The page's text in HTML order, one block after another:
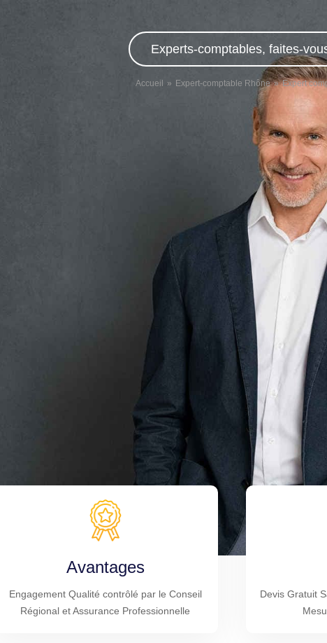
Experts-comptables, faites-
Accueil Expert-comptable Rhône Expert
Avantages
Engagement Qualité contrôlé par le Conseil
Régional et Assurance Professionnelle
Devis Gratuit